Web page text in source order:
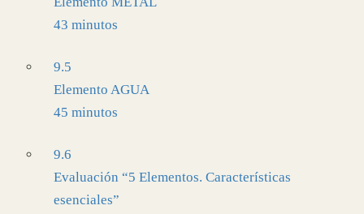
43 minutos
9.5
Elemento AGUA
45 minutos
9.6
Evaluación “5 Elementos. Características
esenciales”